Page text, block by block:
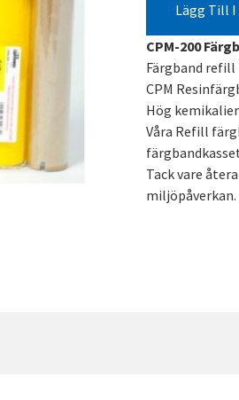
Lägg Till
CPM-200
Färgband refill
CPM
Hög
Våra Refill
Tack vare
miljöpåverkan.